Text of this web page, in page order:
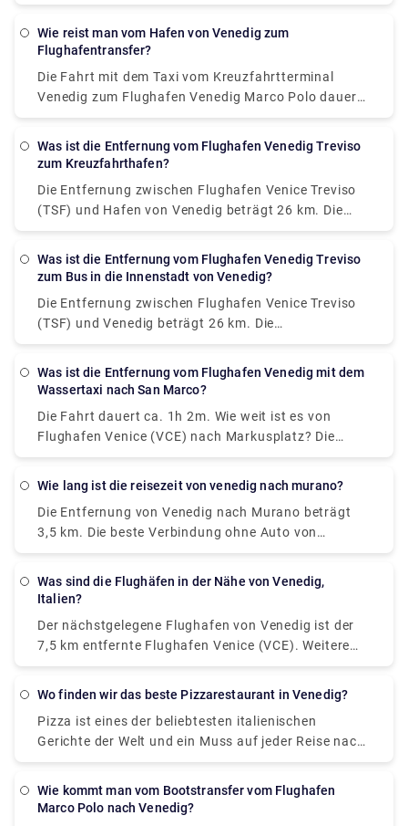
Nr. 5 nehmen, der von Actv betrieben wird. Der Bus
von Venedig und die Busse fahren montags bis
Minuten vom Flughafen ab.
Wie reist man vom Hafen von Venedig zum
Flughafentransfer?
Die Fahrt mit dem Taxi vom Kreuzfahrtterminal
Venedig zum Flughafen Venedig Marco Polo dauert
15 bis 20 Minuten. Der im Voraus gebuchte private
Hotel in Venedig beinhaltet eine Fahrt mit dem
Taxifahrt vom Flughafen Venedig Marco Polo
entfernt.
Was ist die Entfernung vom Flughafen Venedig Treviso
zum Kreuzfahrthafen?
Die Entfernung zwischen Flughafen Venice Treviso
(TSF) und Hafen von Venedig beträgt 26 km. Die
Straßenentfernung beträgt 30,2 km.
Was ist die Entfernung vom Flughafen Venedig Treviso
zum Bus in die Innenstadt von Venedig?
Die Entfernung zwischen Flughafen Venice Treviso
(TSF) und Venedig beträgt 26 km. Die
Straßenentfernung beträgt 30,2 km. Wie reise ich
Venedig? Die beste Verbindung ohne Auto von
Linie 351 Bus und Bus, dauert 30 Min. und kostet €8
- €13.
Was ist die Entfernung vom Flughafen Venedig mit dem
Wassertaxi nach San Marco?
Die Fahrt dauert ca. 1h 2m. Wie weit ist es von
Flughafen Venice (VCE) nach Markusplatz? Die
Entfernung zwischen Flughafen Venice (VCE) und
wie lang ist die reisezeit von venedig nach murano?
Die Entfernung von Venedig nach Murano beträgt
3,5 km. Die beste Verbindung ohne Auto von
Venedig nach Murano ist per Fähre, dauert 18 Min.
Venedig nach Murano zu kommen? Der Fähre von F.
einschließlich Transfers und fährt ab alle 20
Minuten.
Was sind die Flughäfen in der Nähe von Venedig,
Italien?
Der nächstgelegene Flughafen von Venedig ist der
7,5 km entfernte Flughafen Venice (VCE). Weitere
Flughäfen in der Nähe sind Venedig Treviso (TSF)
Wo finden wir das beste Pizzarestaurant in Venedig?
Pizza ist eines der beliebtesten italienischen
Gerichte der Welt und ein Muss auf jeder Reise nach
Italien. Venedig hat eine Reihe von köstlichen Orten,
genießen können, während Sie einen der vielen
Wie kommt man vom Bootstransfer vom Flughafen
Marco Polo nach Venedig?